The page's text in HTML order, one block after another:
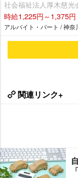
社会福祉法人厚木慈
時給1,225円～1,375円
アルバイト・パート / 神奈
関連リンク+